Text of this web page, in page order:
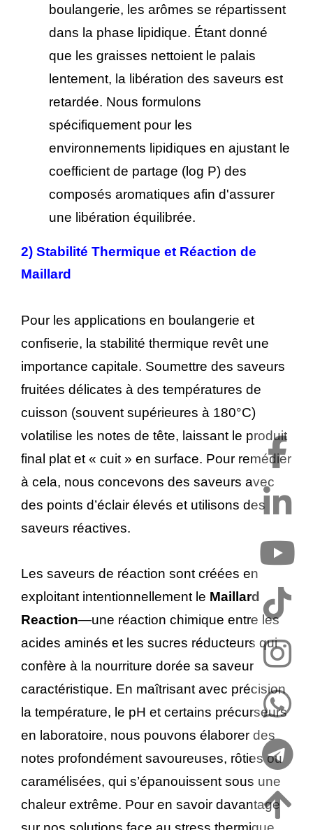
boulangerie, les arômes se répartissent
dans la phase lipidique. Étant donné
que les graisses nettoient le palais
lentement, la libération des saveurs est
retardée. Nous formulons
spécifiquement pour les
environnements lipidiques en ajustant le
coefficient de partage (log P) des
composés aromatiques afin d'assurer
une libération équilibrée.
2) Stabilité Thermique et Réaction de
Maillard
Pour les applications en boulangerie et
confiserie, la stabilité thermique revêt une
importance capitale. Soumettre des saveurs
fruitées délicates à des températures de
cuisson (souvent supérieures à 180°C)
volatilise les notes de tête, laissant le produit
final plat et « cuit » en surface. Pour remédier
à cela, nous concevons des saveurs avec
des points d’éclair élevés et utilisons des
saveurs réactives.
Les saveurs de réaction sont créées en
exploitant intentionnellement le Maillard
Reaction—une réaction chimique entre les
acides aminés et les sucres réducteurs qui
confère à la nourriture dorée sa saveur
caractéristique. En maîtrisant avec précision
la température, le pH et certains précurseurs
en laboratoire, nous pouvons élaborer des
notes profondément savoureuses, rôties ou
caramélisées, qui s’épanouissent sous une
chaleur extrême. Pour en savoir davantage